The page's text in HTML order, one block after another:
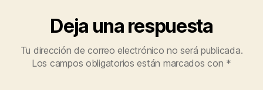
Deja una respuesta
Tu dirección de correo electrónico no será publicada.
Los campos obligatorios están marcados con *